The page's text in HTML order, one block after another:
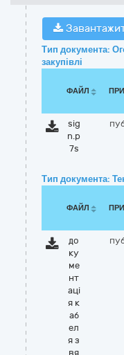
Тип документа:
закупівлі
ФАЙЛ
sig
n.p
7s
Тип документа:
ФАЙЛ
до
ку
ме
нт
аці
я к
аб
ел
я з
вя